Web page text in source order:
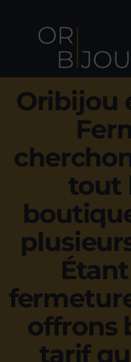
Oribijou
tout
offrons
tarif